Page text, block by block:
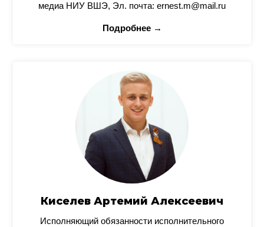
медиа НИУ ВШЭ, Эл. почта: ernest.m@mail.ru
Подробнее →
Киселев Артемий Алексеевич
Исполняющий обязанности исполнительного